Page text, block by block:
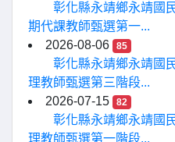
彰化縣永靖鄉永靖國
期代課教師甄選第一...
2026-08-06
85
彰化縣永靖鄉永靖國
理教師甄選第三階段...
2026-07-15
82
彰化縣永靖鄉永靖國
理教師甄選第一階段...